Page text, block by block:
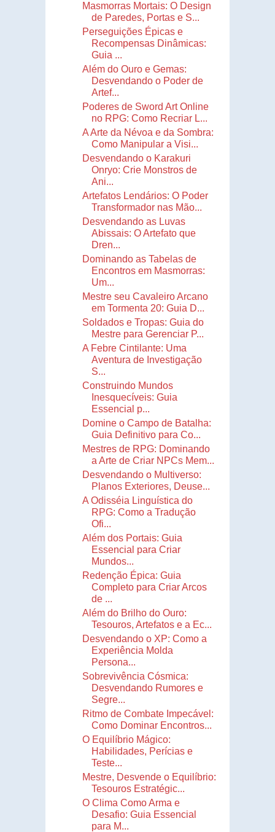
Masmorras Mortais: O Design
de Paredes, Portas e S...
Perseguições Épicas e
Recompensas Dinâmicas:
Guia ...
Além do Ouro e Gemas:
Desvendando o Poder de
Artef...
Poderes de Sword Art Online
no RPG: Como Recriar L...
A Arte da Névoa e da Sombra:
Como Manipular a Visi...
Desvendando o Karakuri
Onryo: Crie Monstros de
Ani...
Artefatos Lendários: O Poder
Transformador nas Mão...
Desvendando as Luvas
Abissais: O Artefato que
Dren...
Dominando as Tabelas de
Encontros em Masmorras:
Um...
Mestre seu Cavaleiro Arcano
em Tormenta 20: Guia D...
Soldados e Tropas: Guia do
Mestre para Gerenciar P...
A Febre Cintilante: Uma
Aventura de Investigação
S...
Construindo Mundos
Inesquecíveis: Guia
Essencial p...
Domine o Campo de Batalha:
Guia Definitivo para Co...
Mestres de RPG: Dominando
a Arte de Criar NPCs Mem...
Desvendando o Multiverso:
Planos Exteriores, Deuse...
A Odisséia Linguística do
RPG: Como a Tradução
Ofi...
Além dos Portais: Guia
Essencial para Criar
Mundos...
Redenção Épica: Guia
Completo para Criar Arcos
de ...
Além do Brilho do Ouro:
Tesouros, Artefatos e a Ec...
Desvendando o XP: Como a
Experiência Molda
Persona...
Sobrevivência Cósmica:
Desvendando Rumores e
Segre...
Ritmo de Combate Impecável:
Como Dominar Encontros...
O Equilíbrio Mágico:
Habilidades, Perícias e
Teste...
Mestre, Desvende o Equilíbrio:
Tesouros Estratégic...
O Clima Como Arma e
Desafio: Guia Essencial
para M...